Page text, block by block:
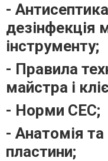
-
дезінфекція
інструменту;
- Правила
майстра і
- Норми СЕС;
- Анатомія та
пластини;